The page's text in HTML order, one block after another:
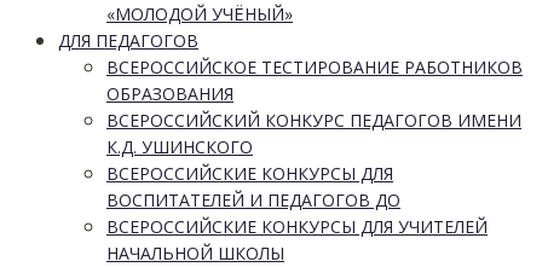
«МОЛОДОЙ УЧЁНЫЙ»
ДЛЯ ПЕДАГОГОВ
ВСЕРОССИЙСКОЕ ТЕСТИРОВАНИЕ РАБОТНИКОВ
ОБРАЗОВАНИЯ
ВСЕРОССИЙСКИЙ КОНКУРС ПЕДАГОГОВ ИМЕНИ
К.Д. УШИНСКОГО
ВСЕРОССИЙСКИЕ КОНКУРСЫ ДЛЯ
ВОСПИТАТЕЛЕЙ И ПЕДАГОГОВ ДО
ВСЕРОССИЙСКИЕ КОНКУРСЫ ДЛЯ УЧИТЕЛЕЙ
НАЧАЛЬНОЙ ШКОЛЫ